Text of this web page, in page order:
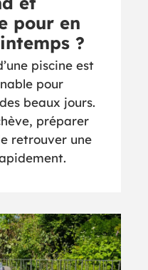
pour en
?
piscine est
pour
beaux jours.
préparer
retrouver une